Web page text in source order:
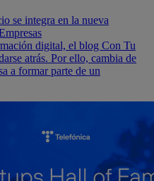
se integra en la nueva
digital, el blog Con Tu
atrás. Por ello, cambia de
a formar parte de un